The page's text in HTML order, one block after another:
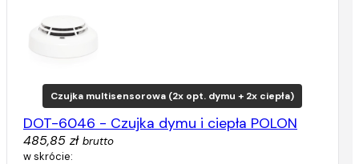
Czujka multisensorowa (2x opt. dymu + 2x ciepła)
DOT-6046 - Czujka dymu i ciepła POLON
485,85 zł brutto
w skrócie: